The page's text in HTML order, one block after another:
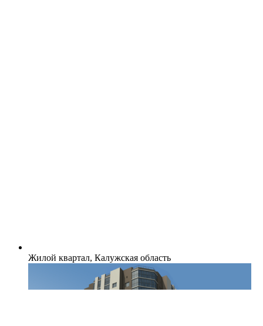
Жилой квартал, Калужская область